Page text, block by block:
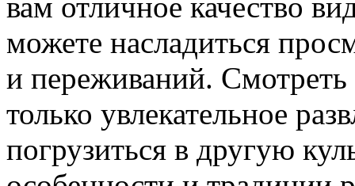
можете насладиться
и переживаний.
только увлекательное
погрузиться в другую